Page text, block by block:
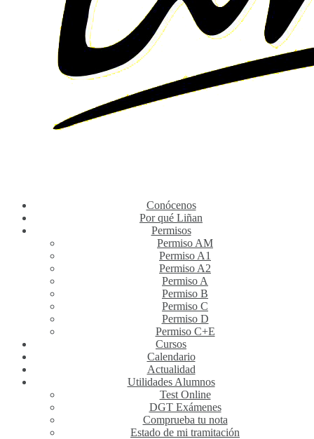
Conócenos
Por qué Liñan
Permisos
Permiso AM
Permiso A1
Permiso A2
Permiso A
Permiso B
Permiso C
Permiso D
Permiso C+E
Cursos
Calendario
Actualidad
Utilidades Alumnos
Test Online
DGT Exámenes
Comprueba tu nota
Estado de mi tramitación